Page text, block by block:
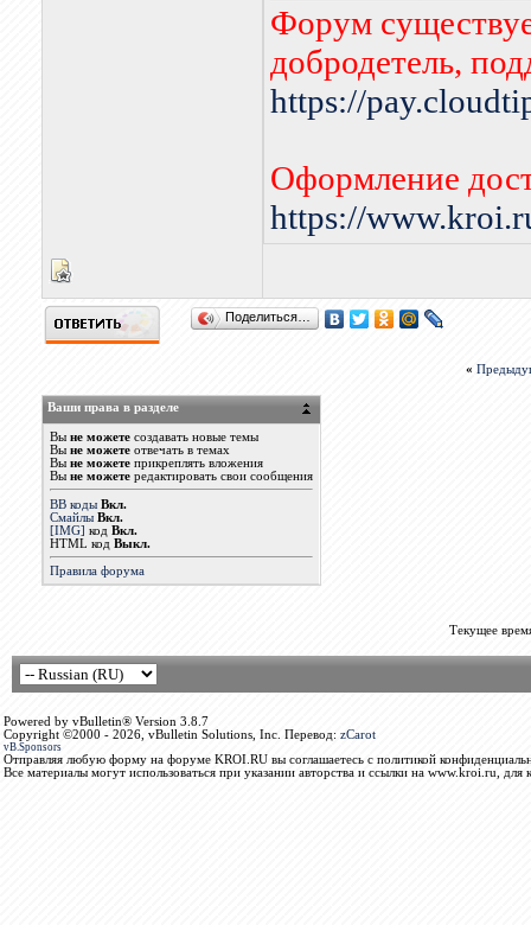
Форум
добродетель,
https://
Оформление
https://
Поделиться…
«
Ваши права в разделе
Вы не можетесоздавать новые темы
Вы не можетеотвечать в темах
Вы не можетеприкреплять вложения
Вы не можетередактировать свои сообщения
BB коды Вкл.
Смайлы Вкл.
[IMG] код Вкл.
HTML код Выкл.
Правила форума
Текущее
Powered by vBulletin® Version 3.8.7
Copyright ©2000 - 2026, vBulletin Solutions, Inc. Перевод: zCarot
vB.Sponsors
Отправляя любую форму на форуме KROI.RU вы соглашаетесь с политикой
Все материалы могут использоваться при указании авторства и ссылки на www.kroi.ru, для